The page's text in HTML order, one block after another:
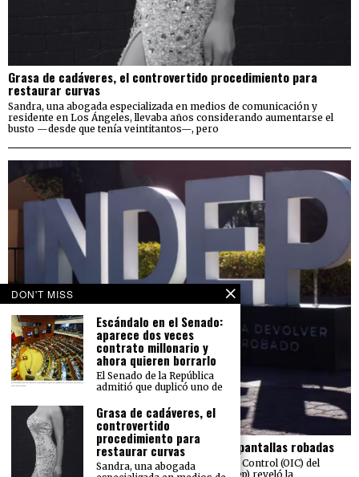
Grasa de cadáveres, el controvertido procedimiento para
restaurar curvas
Sandra, una abogada especializada en medios de comunicación y
residente en Los Ángeles, llevaba años considerando aumentarse el
busto —desde que tenía veintitantos—, pero
El Indep pierde más de 23 mdp en carros y pantallas robadas
Una auditoría realizada por el Órgano Interno de Control (OIC) del
Instituto para Devolver al Pueblo lo Robado (Indep) reveló la
DON'T MISS
Escándalo en el Senado:
aparece dos veces
contrato millonario y
ahora quieren borrarlo
El Senado de la República
admitió que duplicó uno de
Grasa de cadáveres, el
controvertido
procedimiento para
restaurar curvas
Sandra, una abogada